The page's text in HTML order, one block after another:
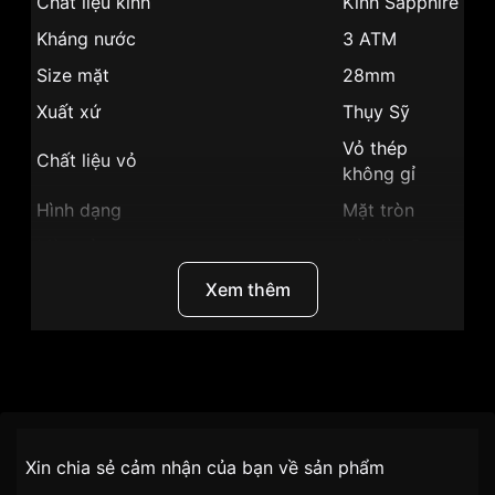
Kháng nước
3 ATM
Size mặt
28mm
Xuất xứ
Thụy Sỹ
Chất liệu vỏ
Vỏ thép
không gỉ
Hình dạng
Mặt tròn
OG380-28.6DJLW-V":
Xem thêm
Đối tượng sử dụng Nữ
tiện lợi –
Xin chia sẻ cảm nhận của bạn về sản phẩm